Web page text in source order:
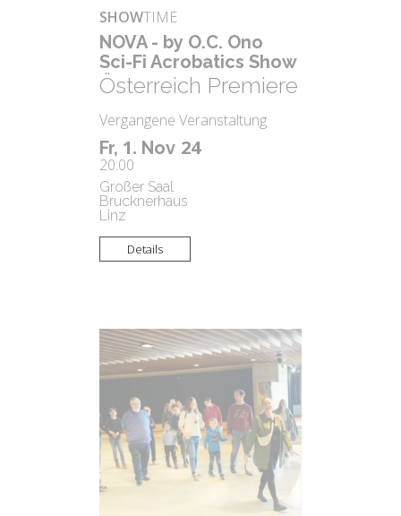
Fr, 1. Nov 24
20:00
Großer Saal
Brucknerhaus
Linz
SHOWTIME
NOVA - by O.C. Ono
Sci-Fi Acro­ba­tics Show
Österreich Premiere
Vergangene Veranstaltung
Details